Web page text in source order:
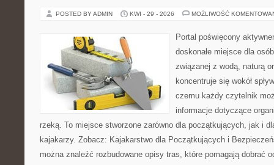
POSTED BY ADMIN KWI - 29 - 2026 MOŻLIWOŚĆ
Portal poświęcony
doskonałe miejsce dla
związanej z wodą, naturą
koncentruje się wokół
czemu każdy czytelnik
informacje dotyczące
rzeką. To miejsce stworzone zarówno dla początkujących, jak i
kajakarzy. Zobacz: Kajakarstwo dla Początkujących i
można znaleźć rozbudowane opisy tras, które pomagają dobrać